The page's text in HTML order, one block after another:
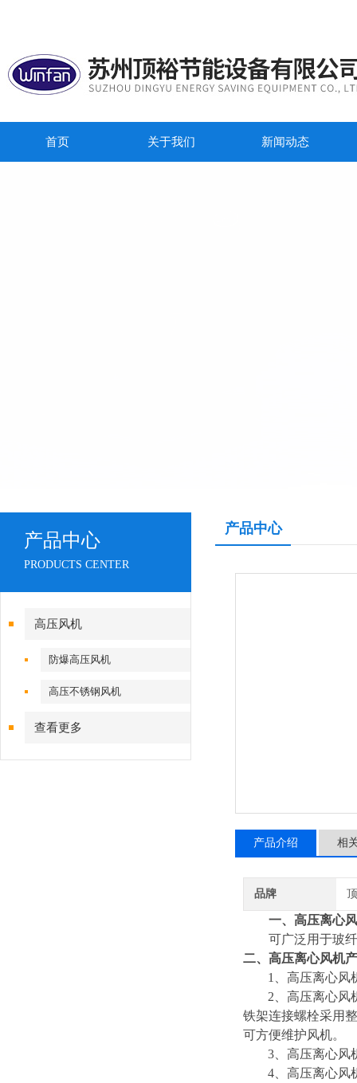
首页 关于我们 新闻动态
产品中心
PRODUCTS CENTER
高压风机
防爆高压风机
高压不锈钢风机
查看更多
产品中心
产品介绍 相
品牌
一、 高压离心
可广泛用于玻
二、 高压离心风机
1
高压离心风
2
高压离心风
铁架连接螺栓采用
可方便维护风机。
3
高压离心风
4
高压离心风